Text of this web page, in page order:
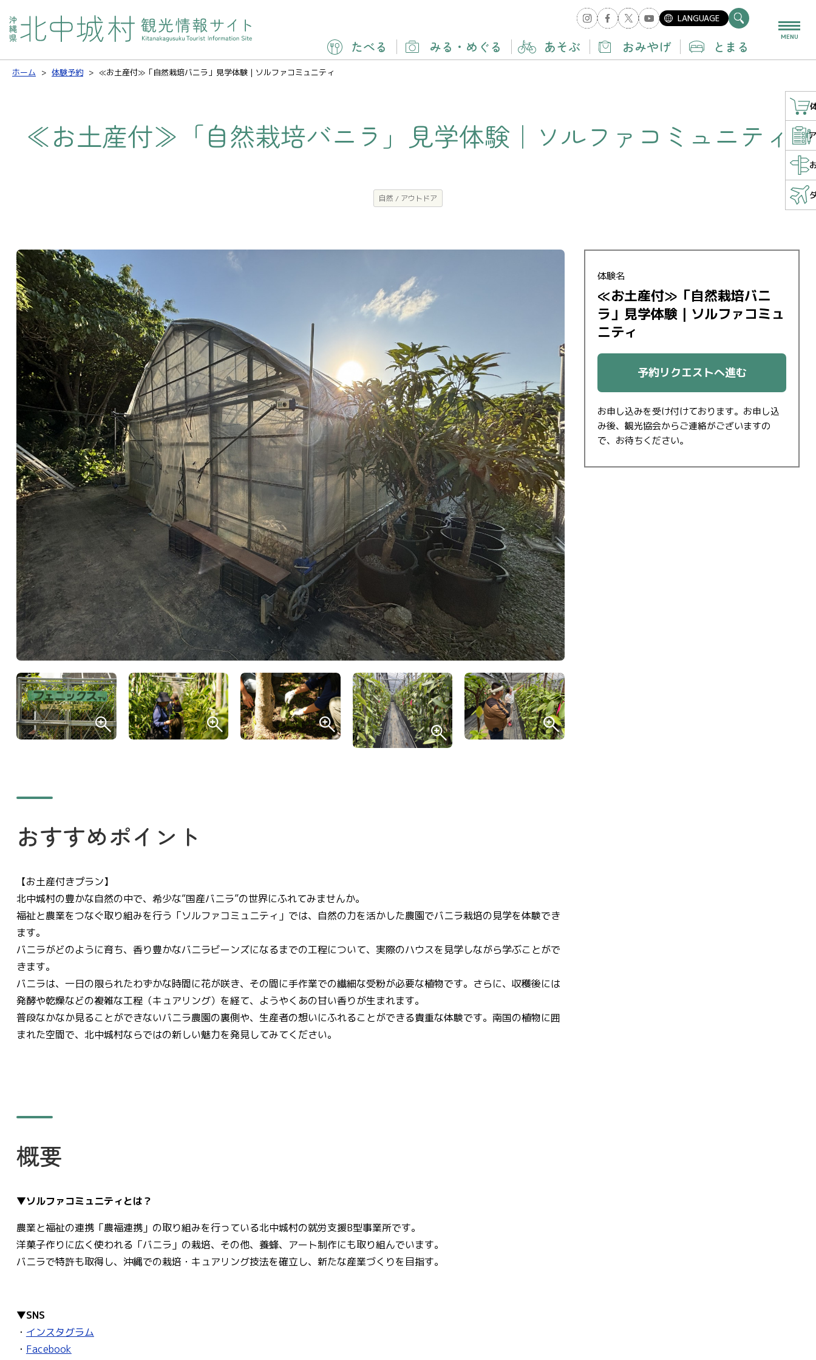
MENU
LANGUAGE
たべる みる ・ めぐる あそぶ おみやげ とまる
ホーム 体験予約 ≪お土産付≫「自然栽培バニラ」見学体験｜ソルファコミュニティ
≪お土産付≫「自然栽培バニラ」見学体験｜ソルファコミュニティ
自然 / アウトドア
おすすめポイント
【お土産付きプラン】
北中城村の豊かな自然の中で、希少な“国産バニラ”の世界にふれてみませんか。
福祉と農業をつなぐ取り組みを行う「ソルファコミュニティ」では、自然の力を活かした農園でバニラ栽培の見学を体験でき
ます。
バニラがどのように育ち、香り豊かなバニラビーンズになるまでの工程について、実際のハウスを見学しながら学ぶことがで
きます。
バニラは、一日の限られたわずかな時間に花が咲き、その間に手作業での繊細な受粉が必要な植物です。さらに、収穫後には
発酵や乾燥などの複雑な工程（キュアリング）を経て、ようやくあの甘い香りが生まれます。
普段なかなか見ることができないバニラ農園の裏側や、生産者の想いにふれることができる貴重な体験です。南国の植物に囲
まれた空間で、北中城村ならではの新しい魅力を発見してみてください。
概要
▼ソルファコミュニティとは？
農業と福祉の連携「農福連携」の取り組みを行っている北中城村の就労支援B型事業所です。
洋菓子作りに広く使われる「バニラ」の栽培、その他、養蜂、アート制作にも取り組んでいます。
バニラで特許も取得し、沖縄での栽培・キュアリング技法を確立し、新たな産業づくりを目指す。
▼SNS
・ インスタグラム
・ Facebook
体験名
≪お土産付≫「自然栽培バニ
ラ」見学体験｜ソルファコミュ
ニティ
予約リクエストへ進む
お申し込みを受け付けております。お申し込
み後、観光協会からご連絡がございますの
で、お待ちください。